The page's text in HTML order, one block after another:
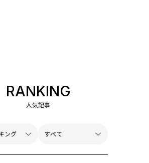
RANKING
人気記事